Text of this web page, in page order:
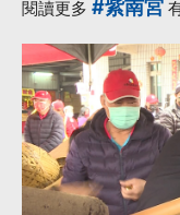
閱讀更多 #紫南宮